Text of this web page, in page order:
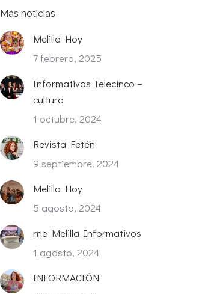
Más noticias
Melilla Hoy
7 febrero, 2025
Informativos Telecinco –
cultura
1 octubre, 2024
Revista Fetén
9 septiembre, 2024
Melilla Hoy
5 agosto, 2024
rne Melilla Informativos
1 agosto, 2024
INFORMACIÓN